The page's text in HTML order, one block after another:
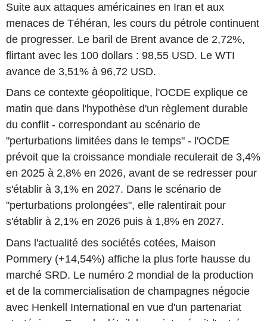
Suite aux attaques américaines en Iran et aux
menaces de Téhéran, les cours du pétrole continuent
de progresser. Le baril de Brent avance de 2,72%,
flirtant avec les 100 dollars : 98,55 USD. Le WTI
avance de 3,51% à 96,72 USD.
Dans ce contexte géopolitique, l'OCDE explique ce
matin que dans l'hypothèse d'un règlement durable
du conflit - correspondant au scénario de
"perturbations limitées dans le temps" - l'OCDE
prévoit que la croissance mondiale reculerait de 3,4%
en 2025 à 2,8% en 2026, avant de se redresser pour
s'établir à 3,1% en 2027. Dans le scénario de
"perturbations prolongées", elle ralentirait pour
s'établir à 2,1% en 2026 puis à 1,8% en 2027.
Dans l'actualité des sociétés cotées, Maison
Pommery (+14,54%) affiche la plus forte hausse du
marché SRD. Le numéro 2 mondial de la production
et de la commercialisation de champagnes négocie
avec Henkell International en vue d'un partenariat